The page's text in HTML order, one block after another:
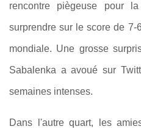
rencontre piègeuse pour
surprendre sur le score de
mondiale. Une grosse
Sabalenka a avoué sur
semaines intenses.
Dans l'autre quart, les